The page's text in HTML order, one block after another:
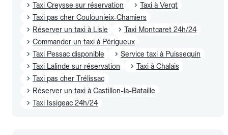
Taxi Creysse sur réservation
Taxi à Vergt
Taxi pas cher Coulounieix-Chamiers
Réserver un taxi à Lisle
Taxi Montcaret 24h/24
Commander un taxi à Périgueux
Taxi Pessac disponible
Service taxi à Puisseguin
Taxi Lalinde sur réservation
Taxi à Chalais
Taxi pas cher Trélissac
Réserver un taxi à Castillon-la-Bataille
Taxi Issigeac 24h/24